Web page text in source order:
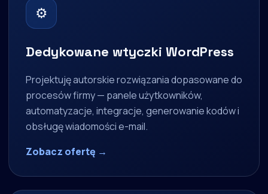
⚙
Dedykowane wtyczki WordPress
Projektuję autorskie rozwiązania dopasowane do
procesów firmy — panele użytkowników,
automatyzacje, integracje, generowanie kodów i
obsługę wiadomości e-mail.
Zobacz ofertę →